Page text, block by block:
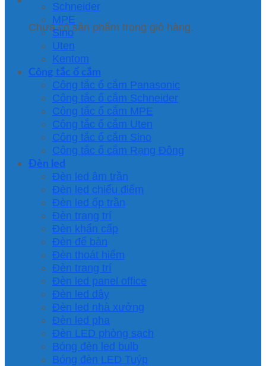
Chưa có sản phẩm trong giỏ hàng.
Schneider
MPE
Sino
Uten
Kentom
Công tắc ổ cắm
Công tắc ổ cắm Panasonic
Công tắc ổ cắm Schneider
Công tắc ổ cắm MPE
Công tắc ổ cắm Uten
Công tắc ổ cắm Sino
Công tắc ổ cắm Rạng Đông
Đèn led
Đèn led âm trần
Đèn led chiếu điểm
Đèn led ốp trần
Đèn trang trí
Đèn khẩn cấp
Đèn để bàn
Đèn thoát hiểm
Đèn trang trí
Đèn led panel office
Đèn led dây
Đèn led nhà xưởng
Đèn led pha
Đèn LED phòng sạch
Bóng đèn led bulb
Bóng đèn LED Tuýp